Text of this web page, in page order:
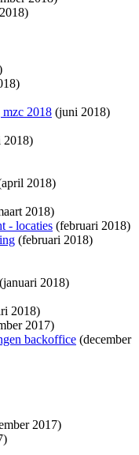
mzc 2018 (juni 2018)
2018)
2018)
2018)
- locaties (februari 2018)
(februari 2018)
(januari 2018)
2018)
2017)
backoffice (december
2017)